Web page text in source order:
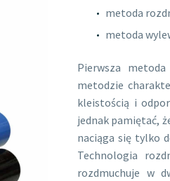
metoda
metoda
Pierwsza
metodzie
kleistością i
jednak pamiętać,
naciąga się tylko
Technologia
rozdmuchuje w